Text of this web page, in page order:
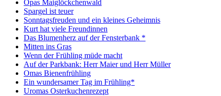
Opas Maiglöckchenwald
Spargel ist teuer
Sonntagsfreuden und ein kleines Geheimnis
Kurt hat viele Freundinnen
Das Blumenherz auf der Fensterbank *
Mitten ins Gras
Wenn der Frühling müde macht
Auf der Parkbank: Herr Maier und Herr Müller
Omas Bienenfrühling
Ein wundersamer Tag im Frühling*
Uromas Osterkuchenrezept